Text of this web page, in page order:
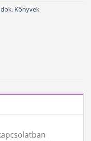
, Könyvek